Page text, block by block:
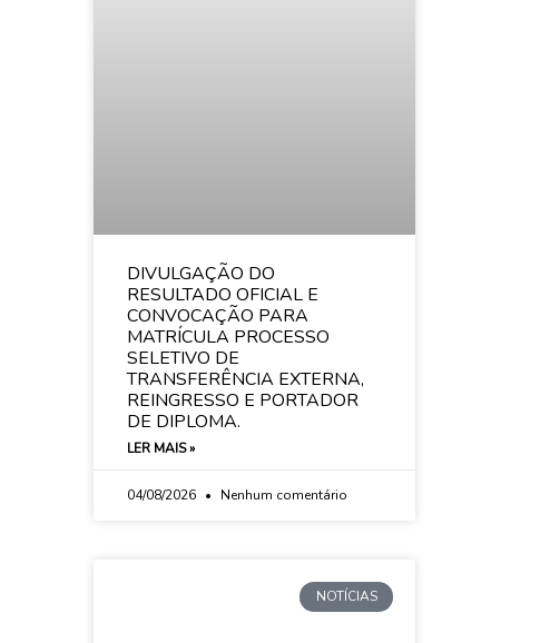
DIVULGAÇÃO DO
RESULTADO OFICIAL E
CONVOCAÇÃO PARA
MATRÍCULA PROCESSO
SELETIVO DE
TRANSFERÊNCIA EXTERNA,
REINGRESSO E PORTADOR
DE DIPLOMA.
LER MAIS »
04/08/2026 Nenhum comentário
NOTÍCIAS